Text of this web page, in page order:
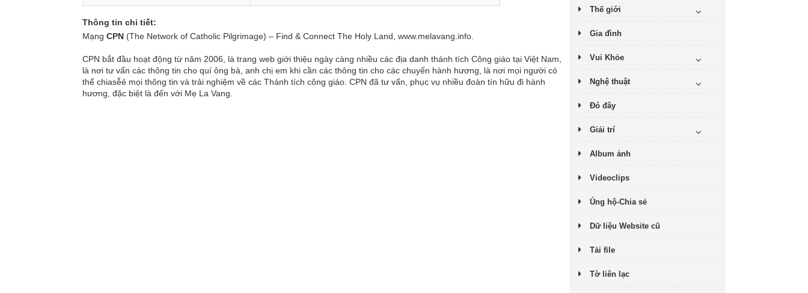
Thông tin chi tiết:
Mạng CPN (The Network of Catholic Pilgrimage) – Find & Connect The Holy Land, www.melavang.info
CPN bắt đầu hoạt động từ năm 2006, là trang web giới thiệu ngày càng nhiều các địa danh thánh tích Công giáo tại Việt Nam,
là nơi tư vấn các thông tin cho quí ông bà, anh chị em khi cần các thông tin cho các chuyến hành hương, là nơi mọi người có
thể chiasễẻ mọi thông tin và trải nghiệm về các Thánh tích công giáo. CPN đã tư vấn, phục vụ nhiều đoàn tín hữu đi hành
hương, đặc biệt là đến với Mẹ La Vang.
Thế giới
Gia đình
Vui Khỏe
Nghệ thuật
Đó đây
Giải trí
Album ảnh
Videoclips
Ủng hộ-Chia sẻ
Dữ liệu Website cũ
Tải file
Tờ liên lạc